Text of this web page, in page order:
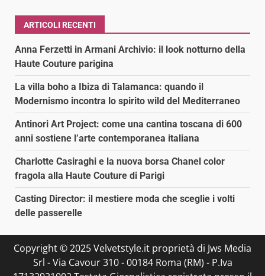
ARTICOLI RECENTI
Anna Ferzetti in Armani Archivio: il look notturno della
Haute Couture parigina
La villa boho a Ibiza di Talamanca: quando il
Modernismo incontra lo spirito wild del Mediterraneo
Antinori Art Project: come una cantina toscana di 600
anni sostiene l’arte contemporanea italiana
Charlotte Casiraghi e la nuova borsa Chanel color
fragola alla Haute Couture di Parigi
Casting Director: il mestiere moda che sceglie i volti
delle passerelle
Copyright © 2025 Velvetstyle.it proprietà di Jws Media
Srl - Via Cavour 310 - 00184 Roma (RM) - P.Iva